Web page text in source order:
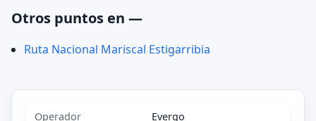
Otros puntos en —
Ruta Nacional Mariscal Estigarribia
Operador Evergo